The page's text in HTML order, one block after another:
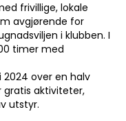
frivillige, lokale
avgjørende for
i klubben. I
timer med
2024 over en halv
gratis aktiviteter,
utstyr.